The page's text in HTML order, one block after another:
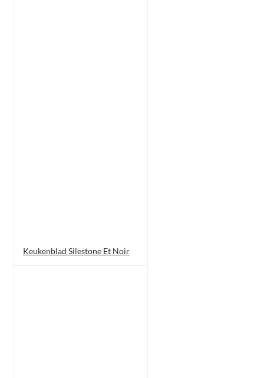
Keukenblad Silestone Et Noir